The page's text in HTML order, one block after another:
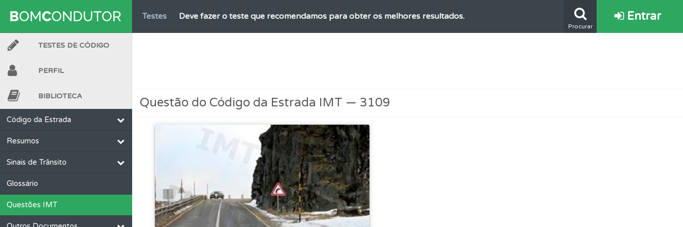
Testes Deve fazer o teste que recomendamos para obter os melhores resultados.
O teste "Difícil" apresenta-lhe as questões mais falhadas na plataforma.
Conta Crie uma conta para ter acesso às suas estatísticas em qualquer equipamento.
Biblioteca Consulte a biblioteca para tirar dúvidas e ver resumos do código.
Procurar
Entrar
TESTES DE CÓDIGO
PERFIL
BIBLIOTECA
Código da Estrada
Resumos
Sinais de Trânsito
Glossário
Questões IMT
Questão do Código da Estrada IMT — 3109